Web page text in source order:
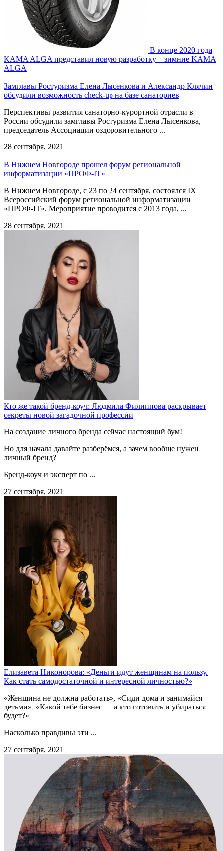
В конце 2020 года
KAMA ALGA представил новую разработку – зимние KAMA
ALGA
Замглавы Ростуризма Елена Лысенкова и Александр Клячин
обсудили возможность check-up на базе санаториев
Перспективы развития санаторно-курортной отрасли в
России обсудили замглавы Ростуризма Елена Лысенкова,
председатель Ассоциации оздоровительного ...
28 сентября, 2021
В Нижнем Новгороде прошел форум региональной
информатизации «ПРОФ-IT»
В Нижнем Новгороде, с 23 по 24 сентября, состоялся IX
Всероссийский форум региональной информатизации
«ПРОФ-IT». Мероприятие проводится с 2013 года, ...
28 сентября, 2021
Кто же такой бренд-коуч: Людмила Филиппова раскрывает
секреты новой загадочной профессии
На создание личного бренда сейчас настоящий бум!
Но для начала давайте разберёмся, а зачем вообще нужен
личный бренд?
Бренд-коуч и эксперт по ...
27 сентября, 2021
Елизавета Никонорова: «Деньги идут женщинам на пользу.
Как стать самодостаточной и интересной личностью?»
«Женщина не должна работать», «Сиди дома и занимайся
детьми», «Какой тебе бизнес — а кто готовить и убираться
будет?»
Насколько правдивы эти ...
27 сентября, 2021